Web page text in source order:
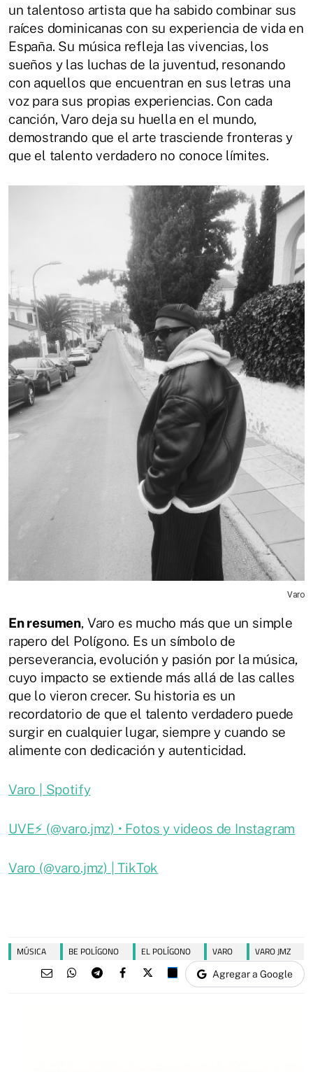
un talentoso artista que ha sabido combinar sus
raíces dominicanas con su experiencia de vida en
España. Su música refleja las vivencias, los
sueños y las luchas de la juventud, resonando
con aquellos que encuentran en sus letras una
voz para sus propias experiencias. Con cada
canción, Varo deja su huella en el mundo,
demostrando que el arte trasciende fronteras y
que el talento verdadero no conoce límites.
Varo
En resumen, Varo es mucho más que un simple
rapero del Polígono. Es un símbolo de
perseverancia, evolución y pasión por la música,
cuyo impacto se extiende más allá de las calles
que lo vieron crecer. Su historia es un
recordatorio de que el talento verdadero puede
surgir en cualquier lugar, siempre y cuando se
alimente con dedicación y autenticidad.
Varo | Spotify
UVE⚡️ (@varo.jmz) • Fotos y videos de Instagram
Varo (@varo.jmz) | TikTok
MÚSICA BE POLÍGONO EL POLÍGONO VARO VARO JMZ
Agregar a Google